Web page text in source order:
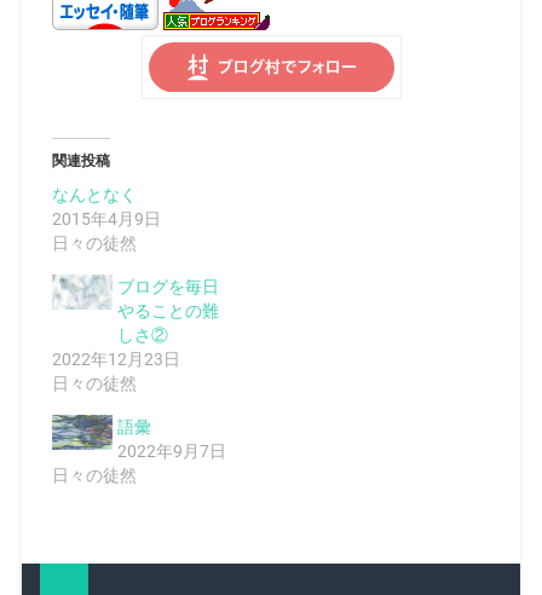
関連投稿
なんとなく
2015年4月9日
日々の徒然
ブログを毎日
やることの難
しさ②
2022年12月23日
日々の徒然
語彙
2022年9月7日
日々の徒然